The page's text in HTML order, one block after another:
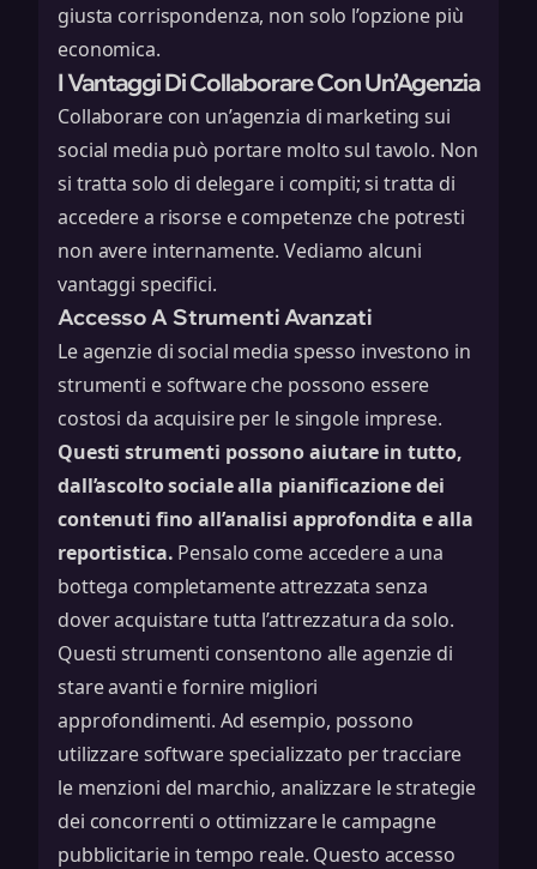
giusta corrispondenza, non solo l’opzione più
economica.
I Vantaggi Di Collaborare Con Un’Agenzia
Collaborare con un’agenzia di marketing sui
social media può portare molto sul tavolo. Non
si tratta solo di delegare i compiti; si tratta di
accedere a risorse e competenze che potresti
non avere internamente. Vediamo alcuni
vantaggi specifici.
Accesso A Strumenti Avanzati
Le agenzie di social media spesso investono in
strumenti e software che possono essere
costosi da acquisire per le singole imprese.
Questi strumenti possono aiutare in tutto,
dall’ascolto sociale alla pianificazione dei
contenuti fino all’analisi approfondita e alla
reportistica. Pensalo come accedere a una
bottega completamente attrezzata senza
dover acquistare tutta l’attrezzatura da solo.
Questi strumenti consentono alle agenzie di
stare avanti e fornire migliori
approfondimenti. Ad esempio, possono
utilizzare software specializzato per tracciare
le menzioni del marchio, analizzare le strategie
dei concorrenti o ottimizzare le campagne
pubblicitarie in tempo reale. Questo accesso